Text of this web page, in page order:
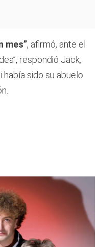
mes”, afirmó, ante el
respondió Jack,
sido su abuelo